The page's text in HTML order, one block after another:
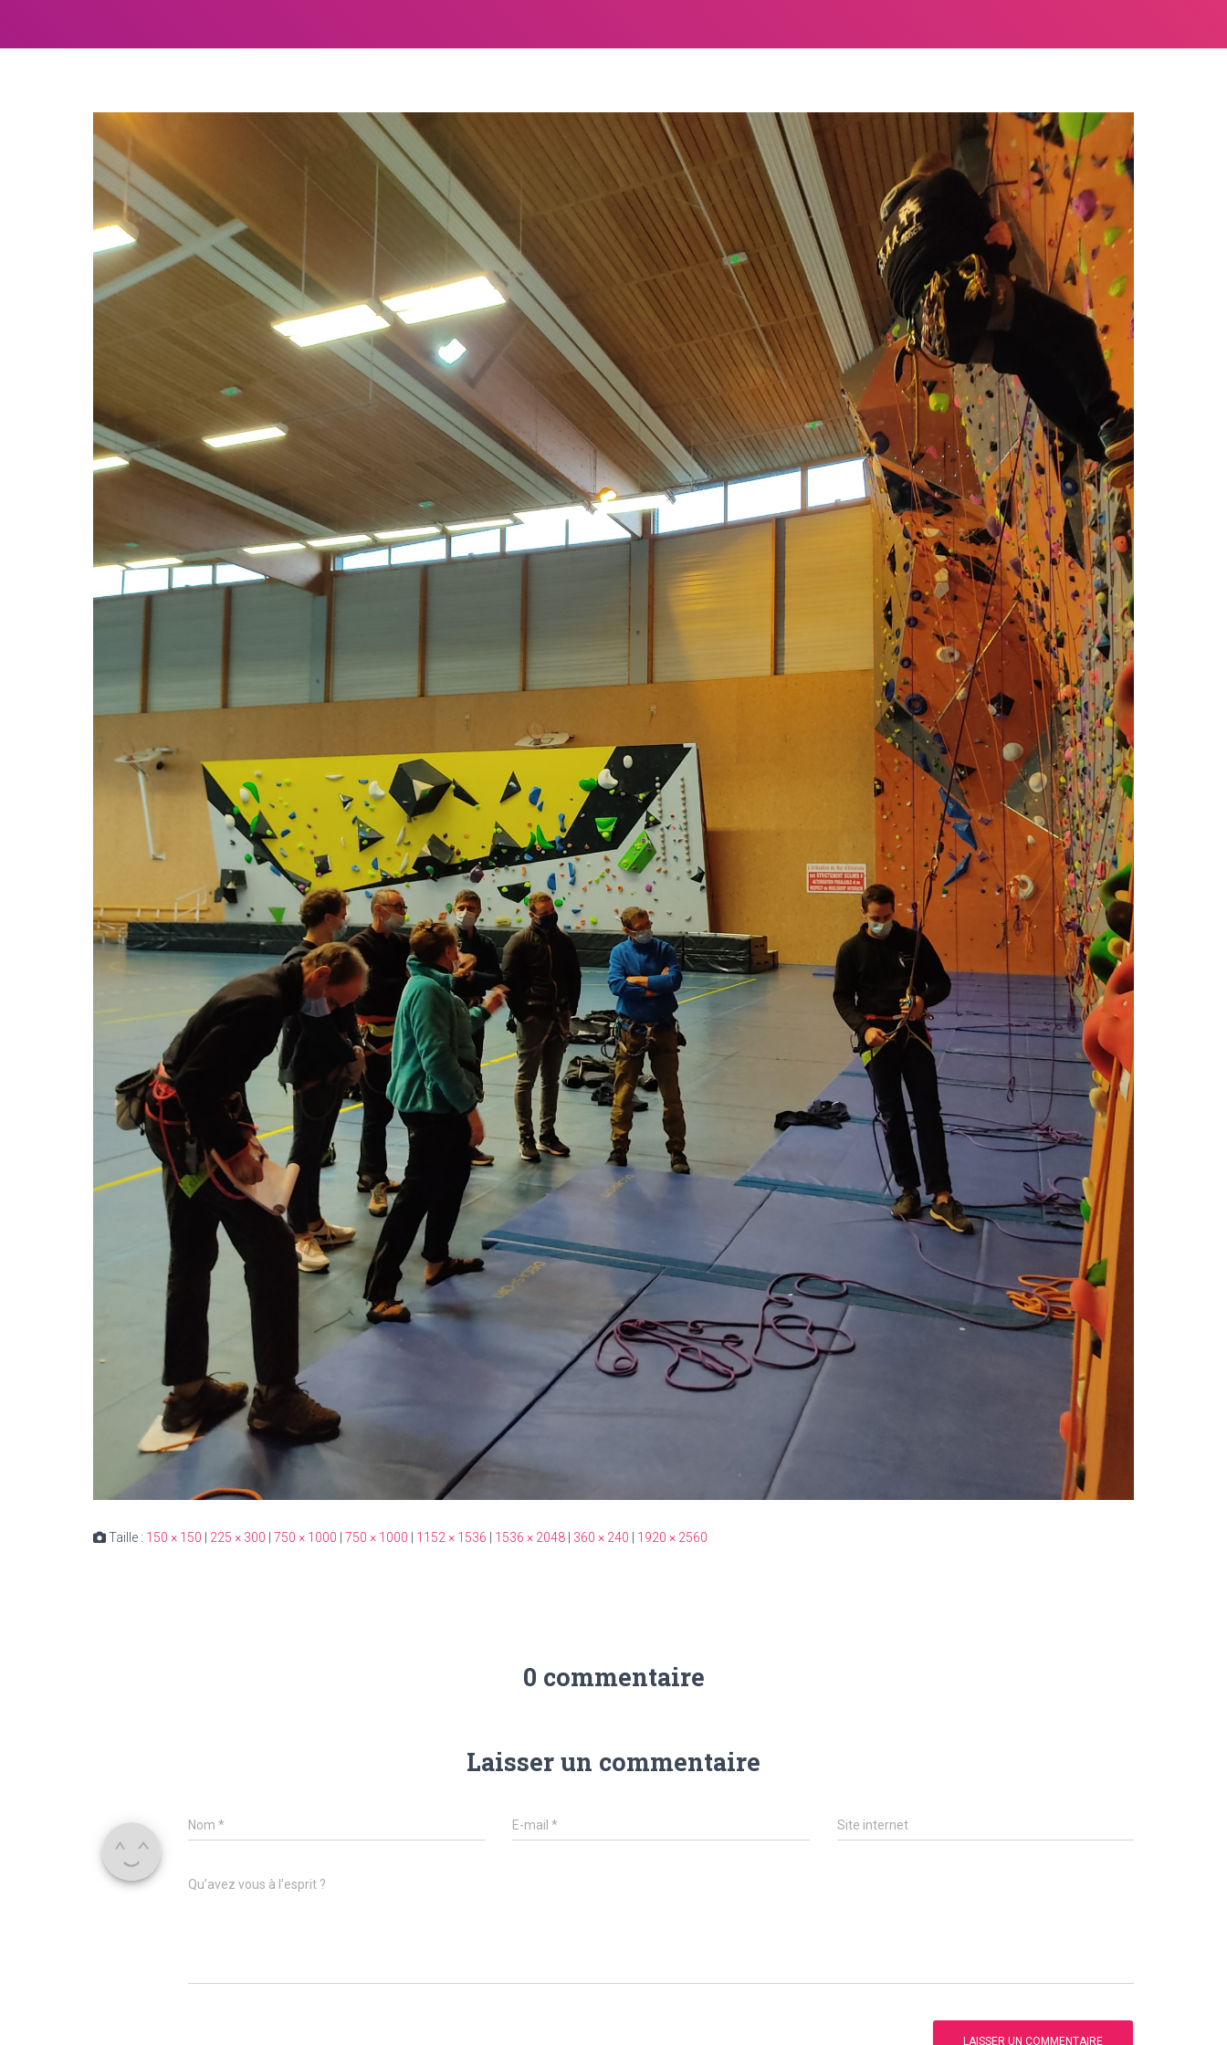
Taille : 150 × 150 225 × 300 750 × 1000 750 × 1000 1152 × 1536 1536 × 2048 360 × 240 1920 × 2560
0 commentaire
Laisser un commentaire
Nom * E-mail* Site internet
Qu’avez vous à l’esprit ?